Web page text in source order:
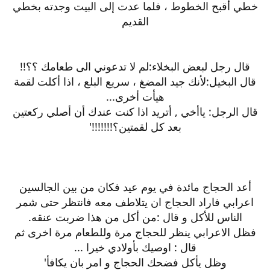
خطي أقبح الخطوط ، فلما عدت إلى البيت وجدته بخطي
القديم
قال رجل لبعض البخلاء:لم لا تدعوني الى طعامك ؟؟!!
قال البخيل:لأنك جيد المضغ ، سريع البلع ، اذا أكلت لقمة
هيأت أخرى...
قال الرجل: ياأخي , أتريد اذا كنت عندك أن أصلي ركعتين
بعد كل لقمتين؟!!!!!!!'
أعد الحجاج مائدة في يوم عيد فكان من بين الجالسين
اعرابي فاراد الحجاج ان يتلاطف معه فانتظر حتى شمر
الناس للأكل و قال :من أكل من هذا ضربت عنقه.
فظل الاعرابي ينظر للحجاج مرة وللطعام مرة اخرى ثم
قال : اوصيك بأولادي خيرا ...
وظل يأكل فضحك الحجاج و امر بان يكافأ'